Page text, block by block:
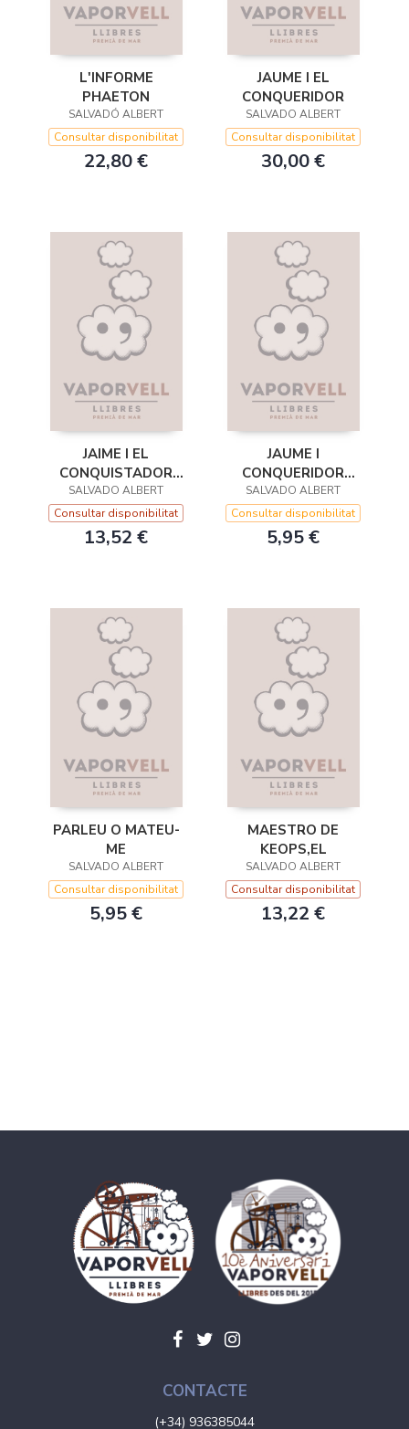
L'INFORME
PHAETON
SALVADÓ ALBERT
Consultar disponibilitat
22,80 €
JAUME I EL
CONQUERIDOR
SALVADO ALBERT
Consultar disponibilitat
30,00 €
JAIME I EL
CONQUISTADOR
DAGA D
SALVADO ALBERT
Consultar disponibilitat
13,52 €
JAUME I
CONQUERIDOR
REINA HONGARESA
SALVADO ALBERT
Consultar disponibilitat
5,95 €
PARLEU O MATEU-
ME
SALVADO ALBERT
Consultar disponibilitat
5,95 €
MAESTRO DE
KEOPS,EL
SALVADO ALBERT
Consultar disponibilitat
13,22 €
CONTACTE
(+34) 936385044